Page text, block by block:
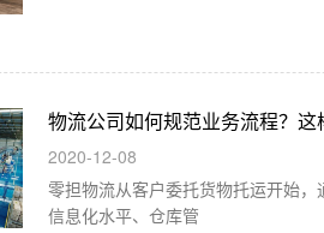
物流公司如何规范业务流程？
2020-12-08
零担物流从客户委托货物托运开始
信息化水平、仓库管